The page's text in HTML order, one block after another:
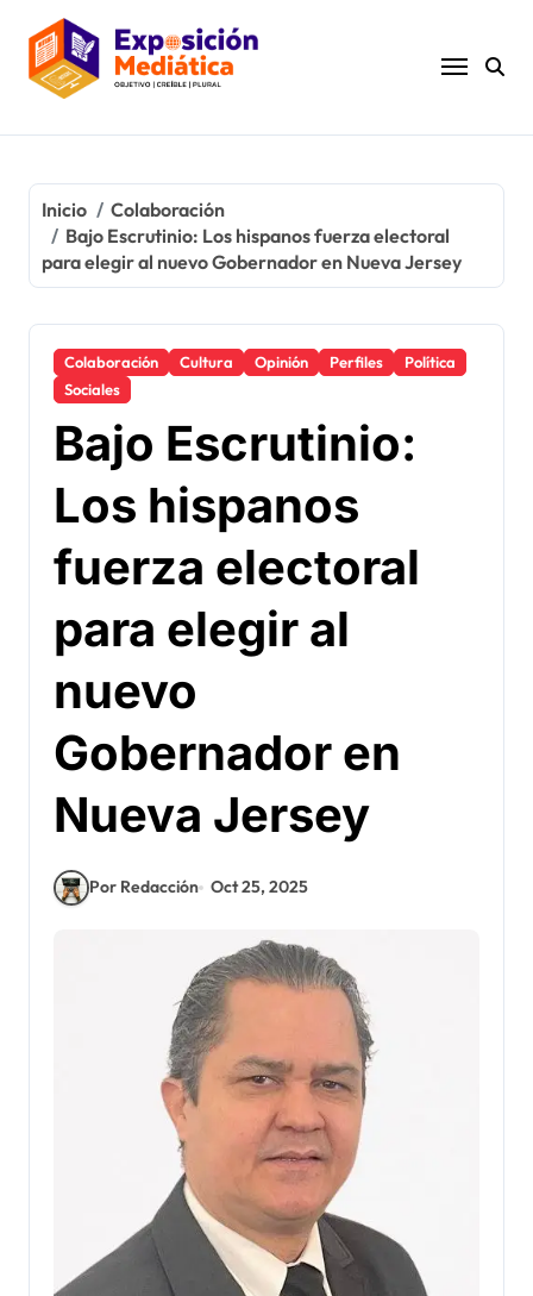
contenido
Inicio
Colaboración
Bajo Escrutinio: Los hispanos fuerza electoral
para elegir al nuevo Gobernador en Nueva Jersey
Colaboración Cultura Opinión Perfiles
Política
Sociales
Bajo Escrutinio:
Los hispanos
fuerza electoral
para elegir al
nuevo
Gobernador en
Nueva Jersey
Por Redacción Oct 25, 2025